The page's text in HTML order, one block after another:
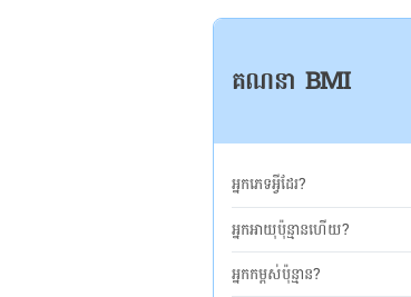
គណនា BMI
អ្នកភេទអ្វីដែរ?
អ្នកអាយុប៉ុន្មានហើយ?
អ្នកកម្ពស់ប៉ុន្មាន?